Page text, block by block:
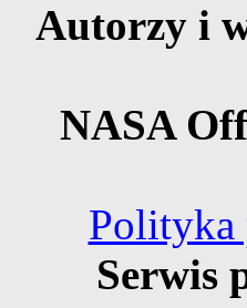
Autorzy i
NASA
Polityka
Serwis